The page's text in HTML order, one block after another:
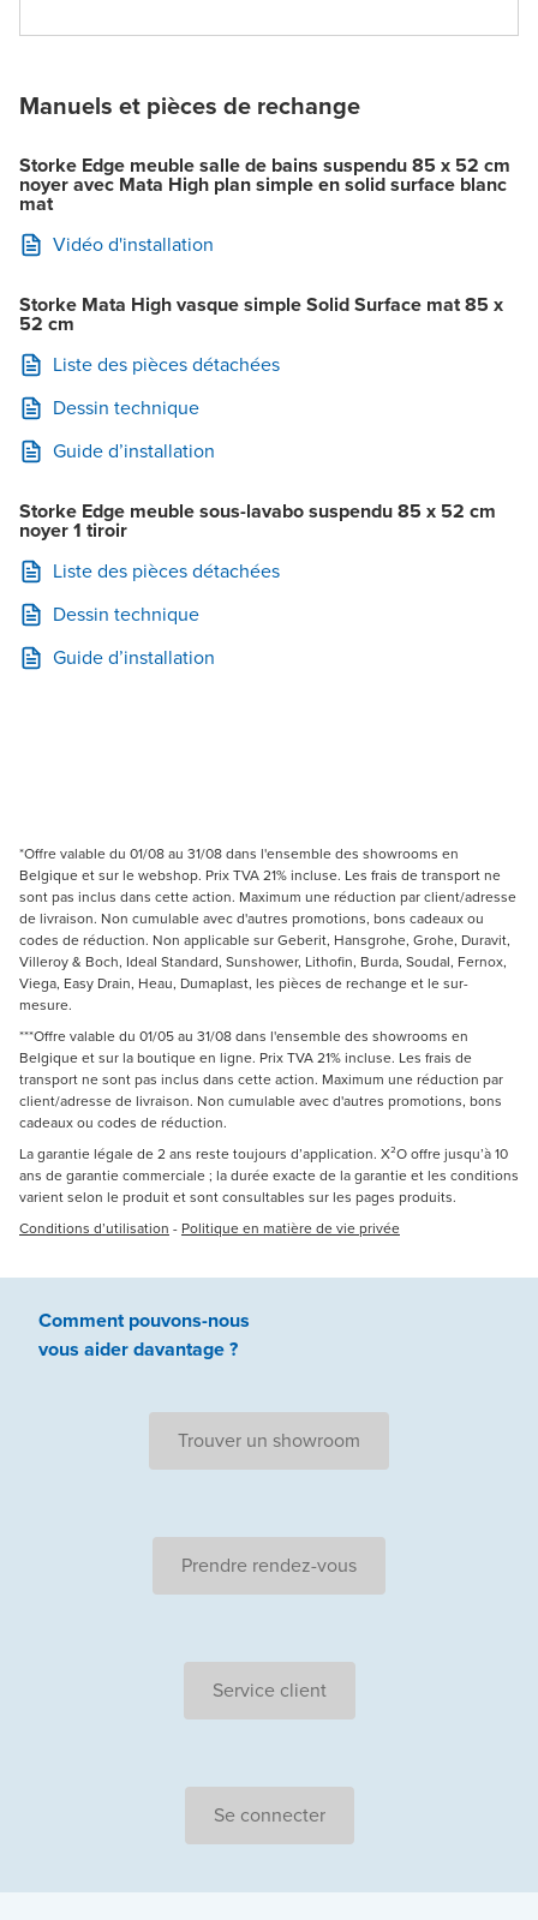
Manuels et pièces de rechange
Storke Edge meuble salle de bains suspendu 85 x 52 cm
noyer avec Mata High plan simple en solid surface blanc
mat
Vidéo d'installation
Storke Mata High vasque simple Solid Surface mat 85 x
52 cm
Liste des pièces détachées
Dessin technique
Guide d’installation
Storke Edge meuble sous-lavabo suspendu 85 x 52 cm
noyer 1 tiroir
Liste des pièces détachées
Dessin technique
Guide d’installation
*Offre valable du 01/08 au 31/08 dans l'ensemble des showrooms en
Belgique et sur le webshop. Prix TVA 21% incluse. Les frais de transport ne
sont pas inclus dans cette action. Maximum une réduction par client/adresse
de livraison. Non cumulable avec d'autres promotions, bons cadeaux ou
codes de réduction. Non applicable sur Geberit, Hansgrohe, Grohe, Duravit,
Villeroy & Boch, Ideal Standard, Sunshower, Lithofin, Burda, Soudal, Fernox,
Viega, Easy Drain, Heau, Dumaplast, les pièces de rechange et le sur-
mesure.
***Offre valable du 01/05 au 31/08 dans l'ensemble des showrooms en
Belgique et sur la boutique en ligne. Prix TVA 21% incluse. Les frais de
transport ne sont pas inclus dans cette action. Maximum une réduction par
client/adresse de livraison. Non cumulable avec d'autres promotions, bons
cadeaux ou codes de réduction.
La garantie légale de 2 ans reste toujours d’application. X²O offre jusqu’à 10
ans de garantie commerciale ; la durée exacte de la garantie et les conditions
varient selon le produit et sont consultables sur les pages produits.
Conditions d’utilisation - Politique en matière de vie privée
Comment pouvons-nous
vous aiderdavantage ?
Trouver un showroom
Prendre rendez-vous
Service client
Se connecter